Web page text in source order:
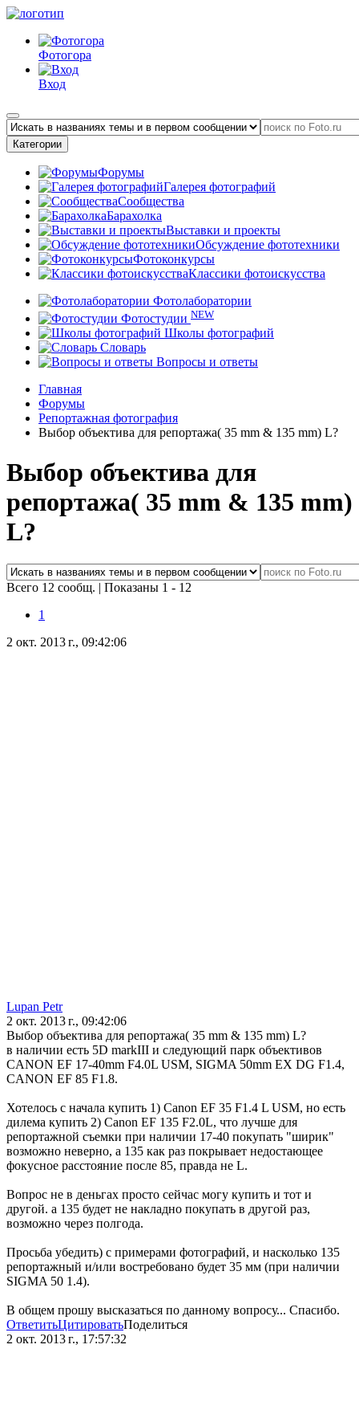
Фотогора
Вход
Категории
Форумы
Галерея фотографий
Сообщества
Барахолка
Выставки и проекты
Обсуждение фототехники
Фотоконкурсы
Классики фотоискусства
Фотолаборатории
Фотостудии NEW
Школы фотографий
Словарь
Вопросы и ответы
Главная
Форумы
Репортажная фотография
Выбор объектива для репортажа( 35 mm & 135 mm) L?
Выбор объектива для
репортажа( 35 mm & 135 mm)
L?
Всего 12 сообщ. | Показаны 1 - 12
1
2 окт. 2013 г., 09:42:06
Lupan Petr
2 окт. 2013 г., 09:42:06
Выбор объектива для репортажа( 35 mm & 135 mm) L?
в наличии есть 5D markIII и следующий парк объективов
CANON EF 17-40mm F4.0L USM, SIGMA 50mm EX DG F1.4,
CANON EF 85 F1.8.
Хотелось с начала купить 1) Canon EF 35 F1.4 L USM, но есть
дилема купить 2) Canon EF 135 F2.0L, что лучше для
репортажной съемки при наличии 17-40 покупать "ширик"
возможно неверно, а 135 как раз покрывает недостающее
фокусное расстояние после 85, правда не L.
Вопрос не в деньгах просто сейчас могу купить и тот и
другой. а 135 будет не накладно покупать в другой раз,
возможно через полгода.
Просьба убедить) с примерами фотографий, и насколько 135
репортажный и/или востребовано будет 35 мм (при наличии
SIGMA 50 1.4).
В общем прошу высказаться по данному вопросу... Спасибо.
ОтветитьЦитироватьПоделиться
2 окт. 2013 г., 17:57:32